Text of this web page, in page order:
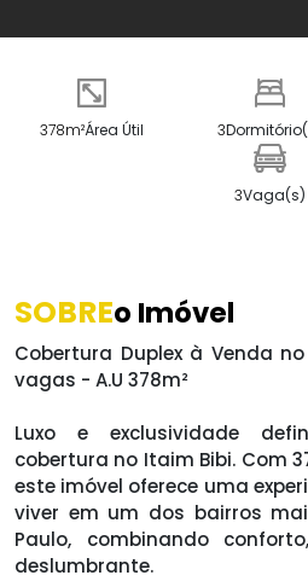
378m²Área Útil 3
3Vaga(s)
SOBREo Imóvel
Cobertura Duplex à Venda
vagas - A.U 378m²
Luxo e exclusividade
cobertura no Itaim Bibi. Com
este imóvel oferece uma
viver em um dos bairros
Paulo, combinando
deslumbrante.